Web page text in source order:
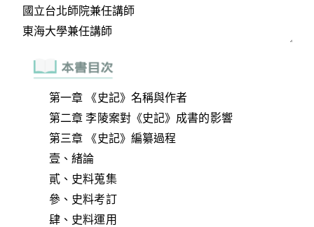
第一章 《史記》名稱與作者
第二章 李陵案對《史記》成書的影響
第三章 《史記》編纂過程
壹、緒論
貳、史料蒐集
參、史料考訂
肆、史料運用